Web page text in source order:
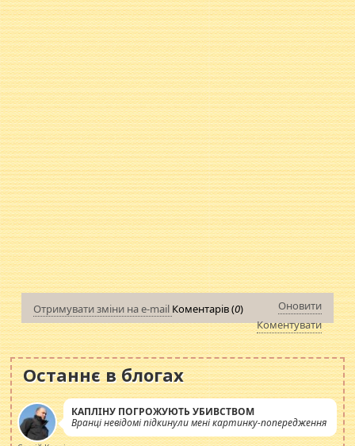
Отримувати зміни на e-mail Коментарів (0)
Оновити
Коментувати
Останнє в блогах
КАПЛІНУ ПОГРОЖУЮТЬ УБИВСТВОМ
Вранці невідомі підкинули мені картинку-попередження